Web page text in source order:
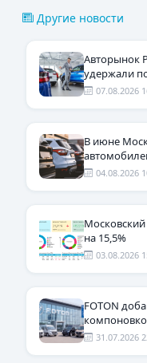
Другие новости
Авторынок
удержали
07.08.2026
В июне
04.08.2026
на 15,5%
03.08.2026
FOTON
31.07.2026